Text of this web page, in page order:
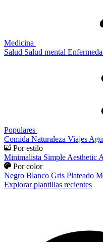
Medicina
Salud Salud mental
Populares
Comida Naturaleza Viajes
Por estilo
Minimalista Simple Aesthetic
Por color
Negro Blanco Gris Plateado
Explorar plantillas recientes